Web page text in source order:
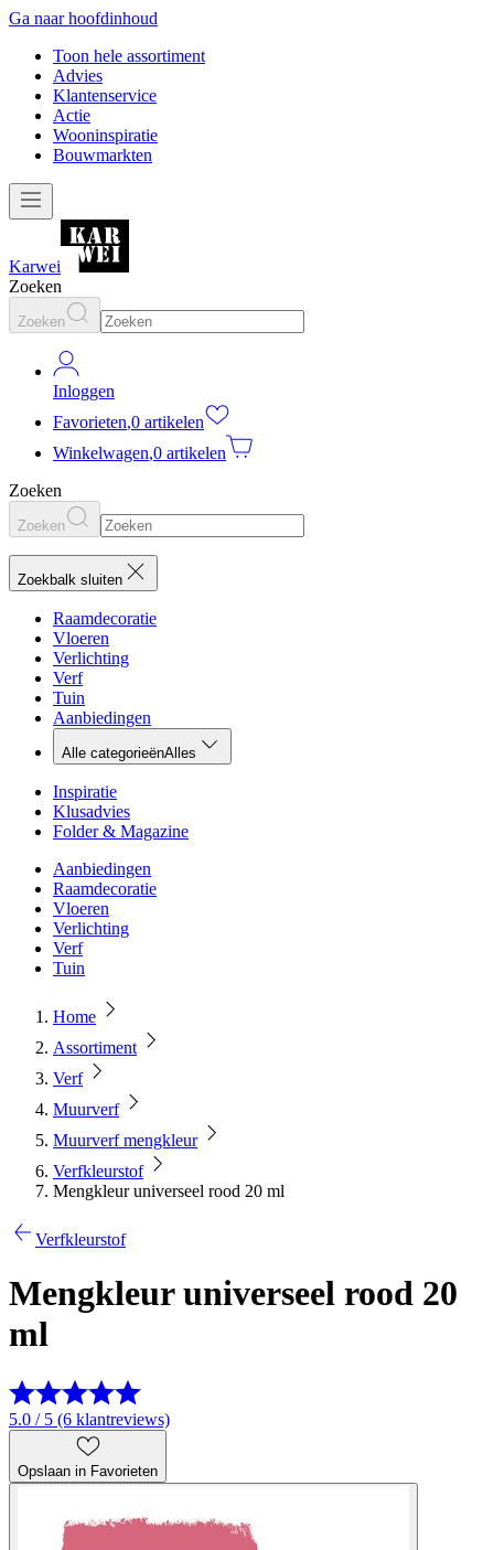
Ga naar hoofdinhoud
Toon hele assortiment
Advies
Klantenservice
Actie
Wooninspiratie
Bouwmarkten
Karwei
Zoeken
Zoeken
Inloggen
Favorieten,0 artikelen
Winkelwagen,0 artikelen
Zoeken
Zoeken
Zoekbalk sluiten
Raamdecoratie
Vloeren
Verlichting
Verf
Tuin
Aanbiedingen
Alle categorieënAlles
Inspiratie
Klusadvies
Folder & Magazine
Aanbiedingen
Raamdecoratie
Vloeren
Verlichting
Verf
Tuin
Home
Assortiment
Verf
Muurverf
Muurverf mengkleur
Verfkleurstof
Mengkleur universeel rood 20 ml
Verfkleurstof
Mengkleur universeel rood 20
ml
5.0 / 5 (6 klantreviews)
Opslaan in Favorieten